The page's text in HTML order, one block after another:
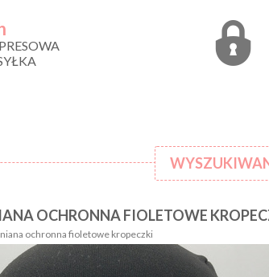
Płeć:
Kolor:
OCHRONNA FIOLETOWE
ochronna fioletowe kropeczki